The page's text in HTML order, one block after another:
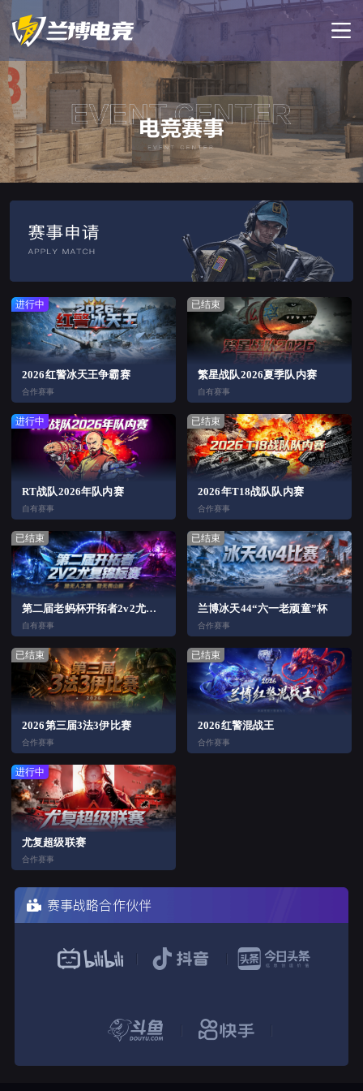
进行中
2026红警冰天王争霸赛
合作赛事
已结束
繁星战队2026夏季队内赛
自有赛事
进行中
RT战队2026年队内赛
自有赛事
已结束
2026年T18战队队内赛
合作赛事
已结束
第二届老蚂杯开拓者2v2尤复锦标赛
自有赛事
已结束
兰博冰天44“六一老顽童”杯
合作赛事
已结束
2026第三届3法3伊比赛
合作赛事
已结束
2026红警混战王
合作赛事
进行中
尤复超级联赛
合作赛事
赛事战略合作伙伴